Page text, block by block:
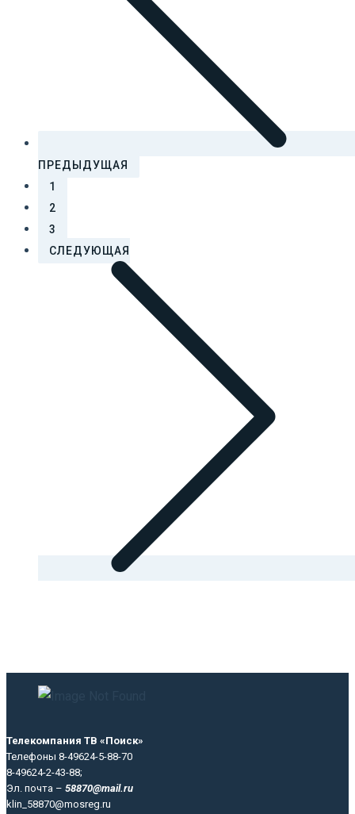
ПРЕДЫДУЩАЯ
1
2
3
СЛЕДУЮЩАЯ
Телекомпания ТВ «Поиск»
Телефоны 8-49624-5-88-70
8-49624-2-43-88;
Эл. почта – 58870@mail.ru
klin_58870@mosreg.ru